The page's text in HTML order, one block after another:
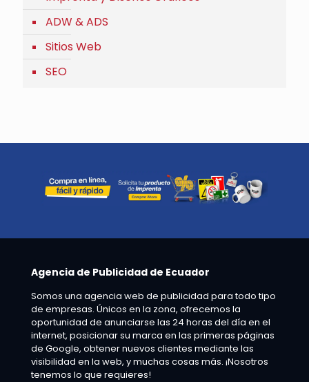
ADW & ADS
Sitios Web
SEO
Agencia de Publicidad de Ecuador
Somos una agencia web de publicidad para todo tipo
de empresas. Únicos en la zona, ofrecemos la
oportunidad de anunciarse las 24 horas del día en el
internet, posicionar su marca en las primeras páginas
de Google, obtener nuevos clientes mediante las
visibilidad en la web, y muchas cosas más. ¡Nosotros
tenemos lo que requieres!